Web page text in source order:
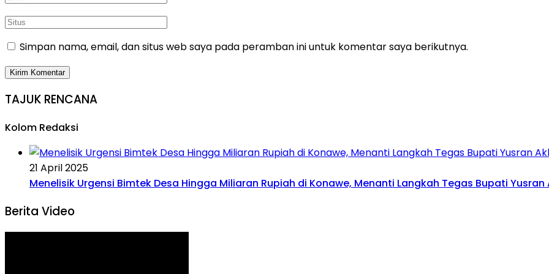
Simpan nama, email, dan situs web saya pada peramban ini untuk komentar saya berikutnya.
TAJUK RENCANA
Kolom Redaksi
21 April 2025
Menelisik Urgensi Bimtek Desa Hingga Miliaran Rupiah di Konawe, Menanti Langkah Tegas Bupati Yusran
Berita Video